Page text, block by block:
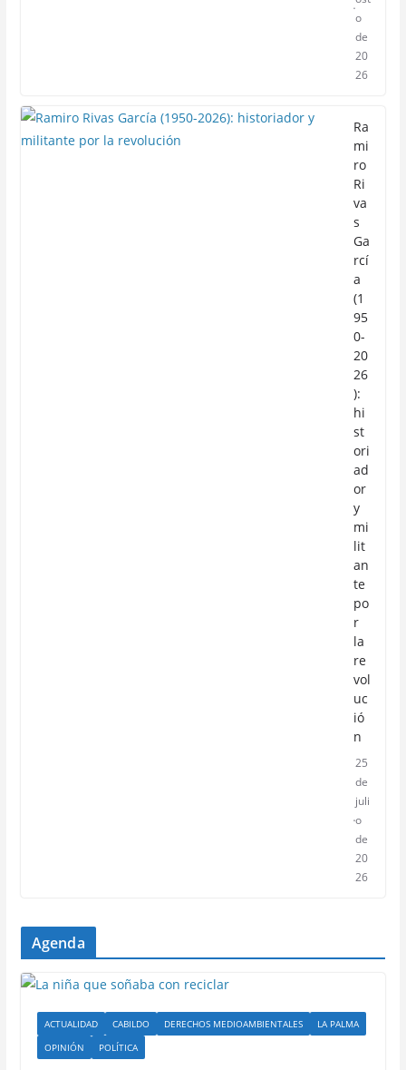
o
de
20
26
Ra
mi
ro
Ri
va
s
Ga
rcí
a
(1
95
0-
20
26
):
hi
st
ori
ad
or
y
mi
lit
an
te
po
r
la
re
vol
uc
ió
n
25
de
juli
o
de
20
26
Agenda
ACTUALIDAD CABILDO DERECHOS MEDIOAMBIENTALES
LA PALMA
OPINIÓN
POLÍTICA